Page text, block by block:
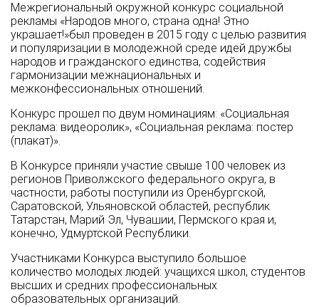
Межрегиональный окружной конкурс социальной
рекламы «Народов много, страна одна! Этно
украшает!»был проведен в 2015 году с целью развития
и популяризации в молодежной среде идей дружбы
народов и гражданского единства, содействия
гармонизации межнациональных и
межконфессиональных отношений.
Конкурс прошел по двум номинациям: «Социальная
реклама: видеоролик», «Социальная реклама: постер
(плакат)».
В Конкурсе приняли участие свыше 100 человек из
регионов Приволжского федерального округа, в
частности, работы поступили из Оренбургской,
Саратовской, Ульяновской областей, республик
Татарстан, Марий Эл, Чувашии, Пермского края и,
конечно, Удмуртской Республики.
Участниками Конкурса выступило большое
количество молодых людей: учащихся школ, студентов
высших и средних профессиональных
образовательных организаций.